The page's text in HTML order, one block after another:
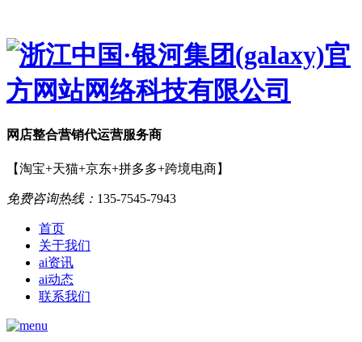
网店整合营销代运营服务商
【淘宝+天猫+京东+拼多多+跨境电商】
免费咨询热线： 135-7545-7943
首页
关于我们
ai资讯
ai动态
联系我们